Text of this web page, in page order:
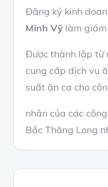
Đăng ký kinh
Minh Vỹ làm
Được thành lập từ
cung cấp dịch vụ
suất ăn ca cho
nhân của các
Bắc Thăng Long